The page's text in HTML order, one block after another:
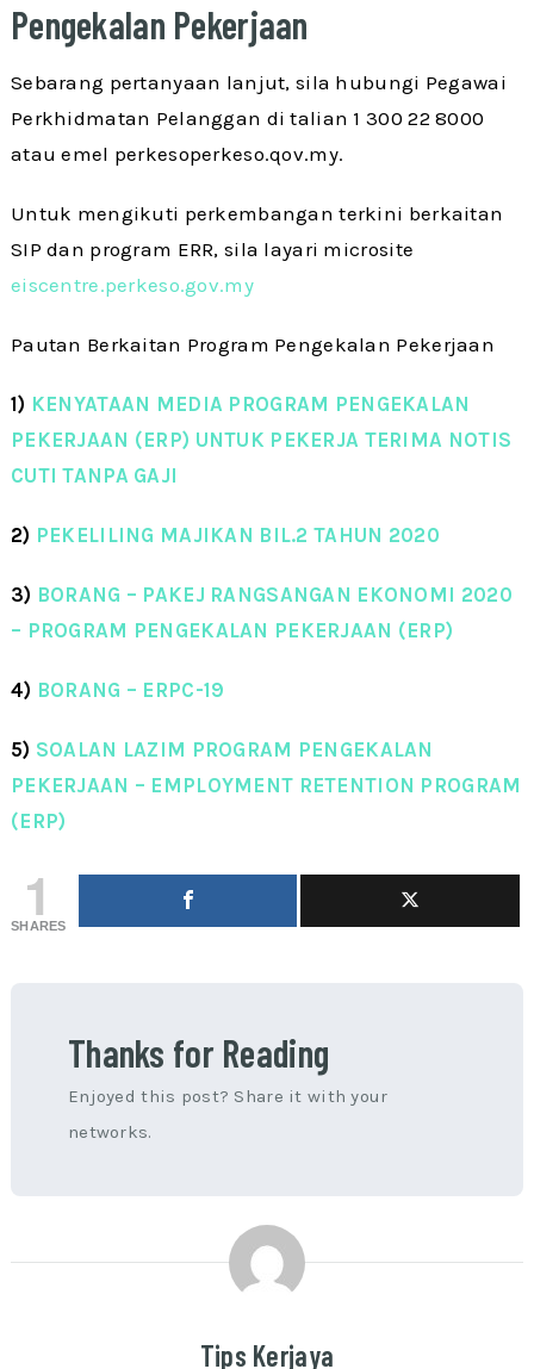
Pengekalan Pekerjaan
Sebarang pertanyaan lanjut, sila hubungi Pegawai
Perkhidmatan Pelanggan di talian 1 300 22 8000
atau emel perkesoperkeso.qov.my.
Untuk mengikuti perkembangan terkini berkaitan
SIP dan program ERR, sila layari microsite
eiscentre.perkeso.gov.my
Pautan Berkaitan Program Pengekalan Pekerjaan
1) KENYATAAN MEDIA PROGRAM PENGEKALAN
PEKERJAAN (ERP) UNTUK PEKERJA TERIMA NOTIS
CUTI TANPA GAJI
2) PEKELILING MAJIKAN BIL.2 TAHUN 2020
3) BORANG – PAKEJ RANGSANGAN EKONOMI 2020
– PROGRAM PENGEKALAN PEKERJAAN (ERP)
4) BORANG – ERPC-19
5) SOALAN LAZIM PROGRAM PENGEKALAN
PEKERJAAN – EMPLOYMENT RETENTION PROGRAM
(ERP)
1
SHARES
Thanks for Reading
Enjoyed this post? Share it with your
networks.
Tips Kerjaya